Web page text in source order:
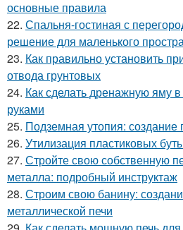
основные правила
22. Спальня-гостиная с
решение для маленького
23. Как правильно установить
отвода грунтовых
24. Как сделать дренажную яму
руками
25. Подземная утопия:
26. Утилизация пластиковых
27. Стройте свою собственную
металла: подробный инструктаж
28. Строим свою банину:
металлической печи